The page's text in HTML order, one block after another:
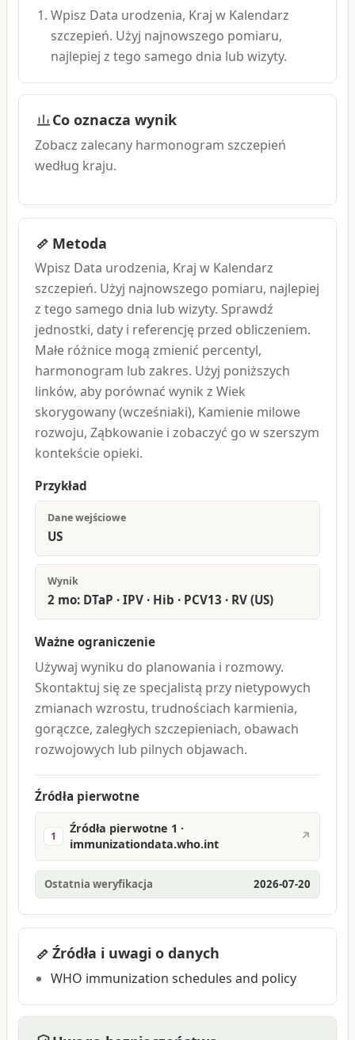
Wpisz Data urodzenia, Kraj w Kalendarz
szczepień. Użyj najnowszego pomiaru,
najlepiej z tego samego dnia lub wizyty.
Co oznacza wynik
Zobacz zalecany harmonogram szczepień
według kraju.
Metoda
Wpisz Data urodzenia, Kraj w Kalendarz
szczepień. Użyj najnowszego pomiaru, najlepiej
z tego samego dnia lub wizyty. Sprawdź
jednostki, daty i referencję przed obliczeniem.
Małe różnice mogą zmienić percentyl,
harmonogram lub zakres. Użyj poniższych
linków, aby porównać wynik z Wiek
skorygowany (wcześniaki), Kamienie milowe
rozwoju, Ząbkowanie i zobaczyć go w szerszym
kontekście opieki.
Przykład
Dane wejściowe
US
Wynik
2 mo: DTaP · IPV · Hib · PCV13 · RV (US)
Ważne ograniczenie
Używaj wyniku do planowania i rozmowy.
Skontaktuj się ze specjalistą przy nietypowych
zmianach wzrostu, trudnościach karmienia,
gorączce, zaległych szczepieniach, obawach
rozwojowych lub pilnych objawach.
Źródła pierwotne
1
Źródła pierwotne 1 ·
immunizationdata.who.int
↗
Ostatnia weryfikacja 2026-07-20
Źródła i uwagi o danych
WHO immunization schedules and policy